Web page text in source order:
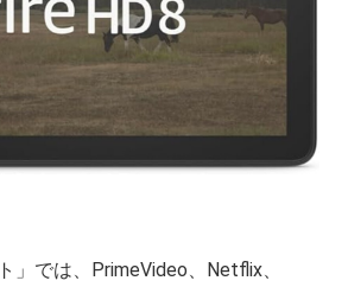
」では、PrimeVideo、Netflix、